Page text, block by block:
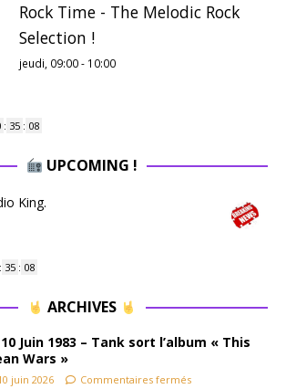
Rock Time - The Melodic Rock
Selection !
jeudi, 09:00- 10:00
: 35 : 07
UPCOMING !
King.
: 35 : 07
ARCHIVES
10 Juin 1983 – Tank sort l’album « This
Wars »
juin 2026 Commentaires fermés